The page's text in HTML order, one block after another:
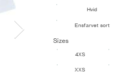
Hvid
Ensfarvet sort
Sizes
4XS
XXS